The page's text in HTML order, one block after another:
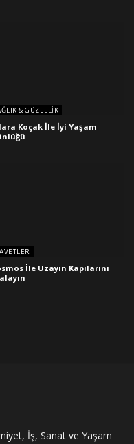
& GÜZELLIK
Koçak İle İyi Yaşam
İle Uzayın Kapılarını
İş, Sanat ve Yaşam